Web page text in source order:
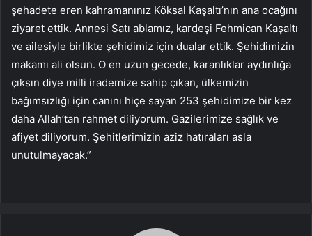
şehadete eren kahramanınız Köksal Kaşaltı’nın ana ocağını
ziyaret ettik. Annesi Satı ablamız, kardeşi Fehmican Kaşaltı
ve ailesiyle birlikte şehidimiz için dualar ettik. Şehidimizin
makamı ali olsun. O en uzun gecede, karanlıklar aydınlığa
çıksın diye milli irademize sahip çıkan, ülkemizin
bağımsızlığı için canını hiçe sayan 253 şehidimize bir kez
daha Allah’tan rahmet diliyorum. Gazilerimize sağlık ve
afiyet diliyorum. Şehitlerimizin aziz hatıraları asla
unutulmayacak.”